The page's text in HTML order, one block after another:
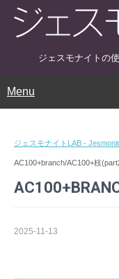
ジェスモナイトの
Menu
ジェスモナイトLAB -
AC100+branch/AC100+枝
2025-11-13